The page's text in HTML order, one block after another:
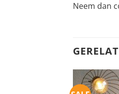
Neem dan